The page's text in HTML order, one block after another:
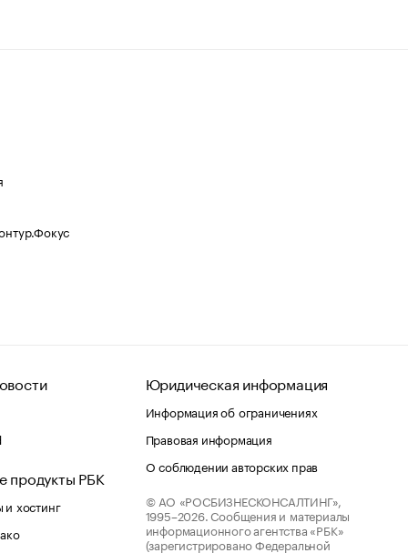
продукты РБК
хостинг
Юридическая информация
Информация об ограничениях
Правовая информация
О соблюдении авторских прав
© АО «РОСБИЗНЕСКОНСАЛТИНГ»,
1995–2026. Сообщения и материалы
информационного агентства «РБК»
(зарегистрировано Федеральной